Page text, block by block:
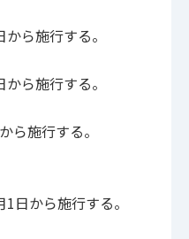
ら施行する。
ら施行する。
ら施行する。
から施行する。